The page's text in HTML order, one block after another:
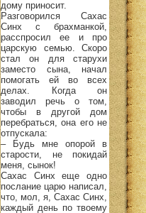
дому приносит.
Разговорился Сахас
Синх с брахманкой,
расспросил ее и про
царскую семью. Скоро
стал он для старухи
заместо сына, начал
помогать ей во всех
делах. Когда он
заводил речь о том,
чтобы в другой дом
перебраться, она его не
отпускала:
– Будь мне опорой в
старости, не покидай
меня, сынок!
Сахас Синх еще одно
послание царю написал,
что, мол, я, Сахас Синх,
каждый день по твоему